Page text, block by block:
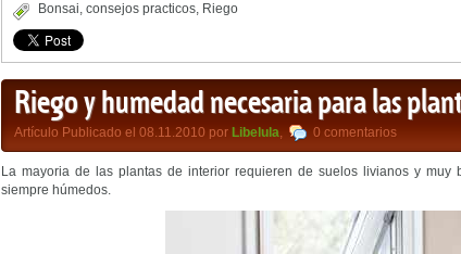
Bonsai, consejos practicos, Riego
Riego y humedad necesaria para las
Artículo Publicado el 08.11.2010 por Libelula, 0 comentarios
La mayoria de las plantas de interior requieren de suelos livianos y muy
siempre húmedos.